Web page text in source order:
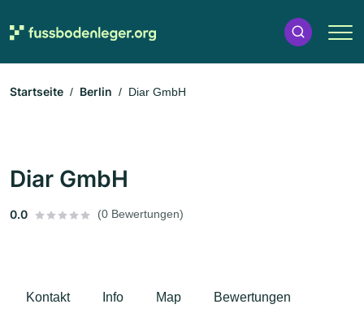
Startseite Berlin Diar GmbH
Diar GmbH
0.0 (0 Bewertungen)
Kontakt Info Map Bewertungen